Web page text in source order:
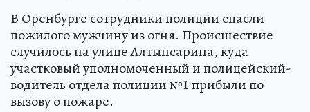
В Оренбурге сотрудники полиции спасли
пожилого мужчину из огня. Происшествие
случилось на улице Алтынсарина, куда
участковый уполномоченный и полицейский-
водитель отдела полиции №1 прибыли по
вызову о пожаре.